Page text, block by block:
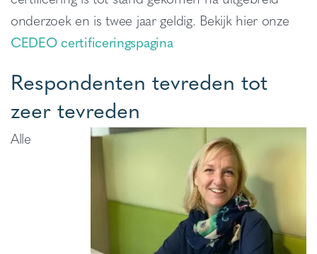
onderzoek en is twee jaar geldig. Bekijk hier onze
CEDEO certificeringspagina
Respondenten tevreden tot
zeer tevreden
Alle